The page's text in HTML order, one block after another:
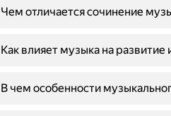
Чем отличается сочинение
Как влияет музыка на развитие
В чем особенности